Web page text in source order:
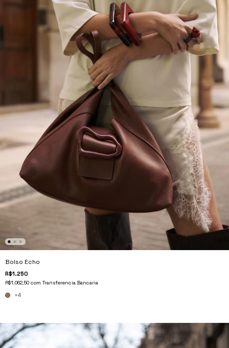
Bolso Echo
R$1.250
R$1.062,50 com Transferencia Bancaria
+4